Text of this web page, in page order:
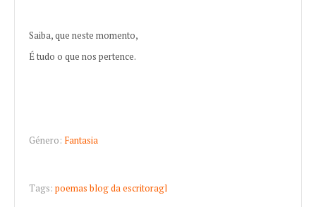
Saiba, que neste momento,
É tudo o que nos pertence.
Género: Fantasia
Tags: poemas blog da escritoragl